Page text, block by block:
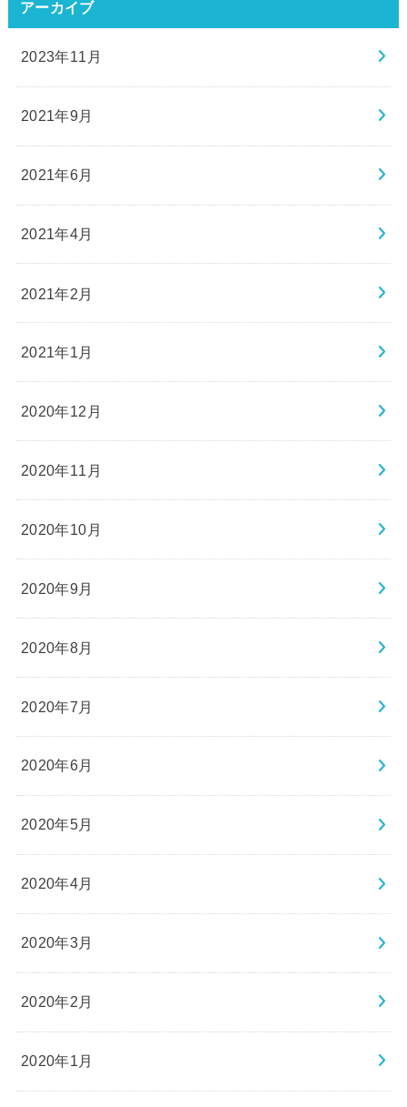
アーカイブ
2023年11月
2021年9月
2021年6月
2021年4月
2021年2月
2021年1月
2020年12月
2020年11月
2020年10月
2020年9月
2020年8月
2020年7月
2020年6月
2020年5月
2020年4月
2020年3月
2020年2月
2020年1月